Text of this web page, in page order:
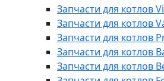
Запчасти для котлов
Запчасти для котлов
Запчасти для котлов
Запчасти для котлов
Запчасти для котлов